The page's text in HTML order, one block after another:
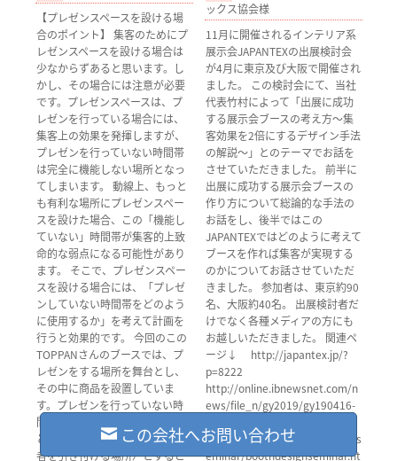
【プレゼンスペースを設ける場
合のポイント】 集客のためにプ
レゼンスペースを設ける場合は
少なからずあると思います。し
かし、その場合には注意が必要
です。プレゼンスペースは、プ
レゼンを行っている場合には、
集客上の効果を発揮しますが、
プレゼンを行っていない時間帯
は完全に機能しない場所となっ
てしまいます。 動線上、もっと
も有利な場所にプレゼンスペー
スを設けた場合、この「機能し
ていない」時間帯が集客的上致
命的な弱点になる可能性があり
ます。 そこで、プレゼンスペー
スを設ける場合には、「プレゼ
ンしていない時間帯をどのよう
に使用するか」を考えて計画を
行うと効果的です。 今回のこの
TOPPANさんのブースでは、プ
レゼンをする場所を舞台とし、
その中に商品を設置していま
す。プレゼンを行っていない時
間帯には来場者が自由に見るこ
とが出来る場所（通路際で来場
者を引き付ける場所）とするこ
ックス協会様
11月に開催されるインテリア系
展示会JAPANTEXの出展検討会
が4月に東京及び大阪で開催され
ました。 この検討会にて、当社
代表竹村によって「出展に成功
する展示会ブースの考え方～集
客効果を2倍にするデザイン手法
の解説～」とのテーマでお話を
させていただきました。 前半に
出展に成功する展示会ブースの
作り方について総論的な手法の
お話をし、後半ではこの
JAPANTEXではどのように考えて
ブースを作れば集客が実現する
のかについてお話させていただ
きました。 参加者は、東京約90
名、大阪約40名。 出展検討者だ
けでなく各種メディアの方にも
お越しいただきました。 関連ペ
ージ↓ http://japantex.jp/?
p=8222
http://online.ibnewsnet.com/n
ews/file_n/gy2019/gy190416-
https://www.superpenguin.jp/s
eminar/boothdesignseminar.ht
この会社へお問い合わせ